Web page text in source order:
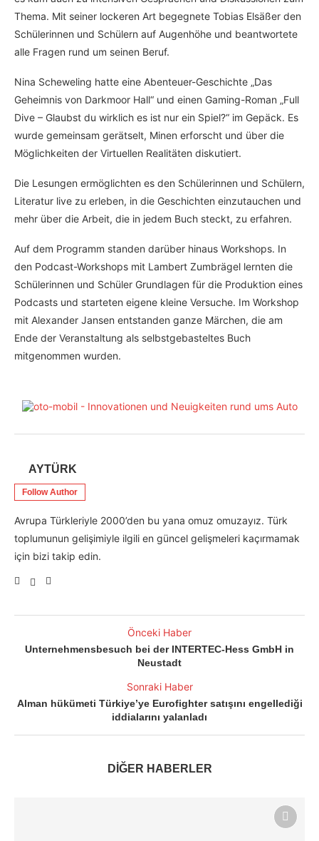
Thema. Mit seiner lockeren Art begegnete Tobias Elsäßer den
Schülerinnen und Schülern auf Augenhöhe und beantwortete
alle Fragen rund um seinen Beruf.
Nina Scheweling hatte eine Abenteuer-Geschichte „Das
Geheimnis von Darkmoor Hall“ und einen Gaming-Roman „Full
Dive – Glaubst du wirklich es ist nur ein Spiel?“ im Gepäck. Es
wurde gemeinsam gerätselt, Minen erforscht und über die
Möglichkeiten der Virtuellen Realitäten diskutiert.
Die Lesungen ermöglichten es den Schülerinnen und Schülern,
Literatur live zu erleben, in die Geschichten einzutauchen und
mehr über die Arbeit, die in jedem Buch steckt, zu erfahren.
Auf dem Programm standen darüber hinaus Workshops. In
den Podcast-Workshops mit Lambert Zumbrägel lernten die
Schülerinnen und Schüler Grundlagen für die Produktion eines
Podcasts und starteten eigene kleine Versuche. Im Workshop
mit Alexander Jansen entstanden ganze Märchen, die am
Ende der Veranstaltung als selbstgebasteltes Buch
mitgenommen wurden.
AYTÜRK
Follow Author
Avrupa Türkleriyle 2000’den bu yana omuz omuzayız. Türk
toplumunun gelişimiyle ilgili en güncel gelişmeleri kaçırmamak
için bizi takip edin.
Önceki Haber
Unternehmensbesuch bei der INTERTEC-Hess GmbH in
Neustadt
Sonraki Haber
Alman hükümeti Türkiye’ye Eurofighter satışını engellediği
iddialarını yalanladı
DİĞER HABERLER